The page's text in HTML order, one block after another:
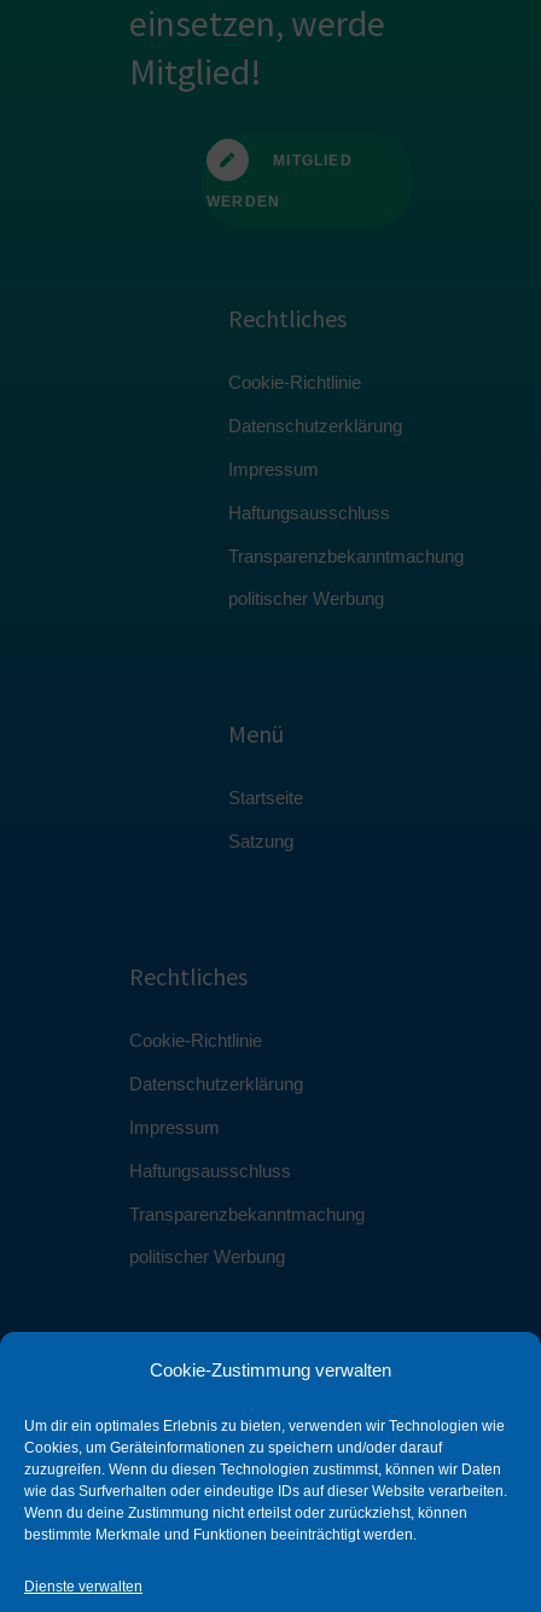
Cookie-Zustimmung verwalten
Um dir ein optimales Erlebnis zu bieten, verwenden wir Technologien wie
Cookies, um Geräteinformationen zu speichern und/oder darauf
zuzugreifen. Wenn du diesen Technologien zustimmst, können wir Daten
wie das Surfverhalten oder eindeutige IDs auf dieser Website verarbeiten.
Wenn du deine Zustimmung nicht erteilst oder zurückziehst, können
bestimmte Merkmale und Funktionen beeinträchtigt werden.
Dienste verwalten
einsetzen, werde
Mitglied!
MITGLIED
WERDEN
Rechtliches
Cookie-Richtlinie
Datenschutzerklärung
Impressum
Haftungsausschluss
Transparenzbekanntmachung
politischer Werbung
Menü
Startseite
Satzung
Rechtliches
Cookie-Richtlinie
Datenschutzerklärung
Impressum
Haftungsausschluss
Transparenzbekanntmachung
politischer Werbung
info@sbg-stein.de
0911 25595016